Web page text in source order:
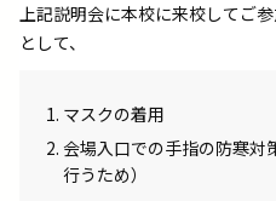
上記説明会に本校に来校してご
として、
マスクの着用
会場入口での手指の防寒対
行うため）